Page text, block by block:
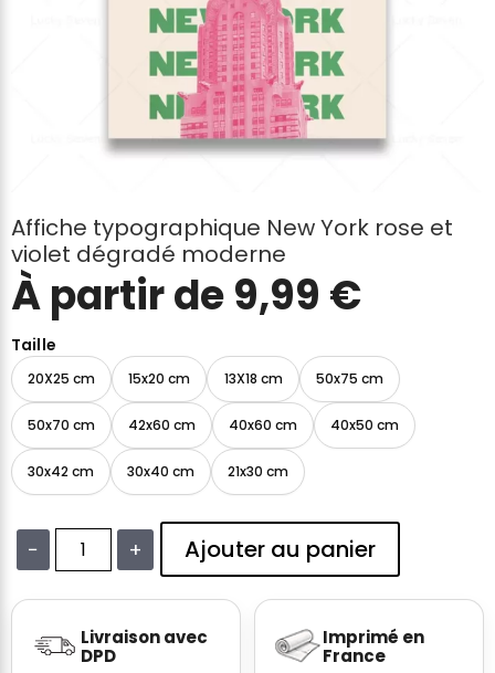
Affiche typographique New York rose et
violet dégradé moderne
À partir de9,99 €
Taille
20X25 cm 15x20 cm 13X18 cm 50x75 cm
50x70 cm 42x60 cm 40x60 cm 40x50 cm
30x42 cm 30x40 cm 21x30 cm
−
Affiche
typographique
+ Ajouter au panier
Livraison avec
DPD
Imprimé en
France